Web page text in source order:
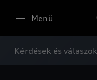
Menü
Kérdések és válaszok